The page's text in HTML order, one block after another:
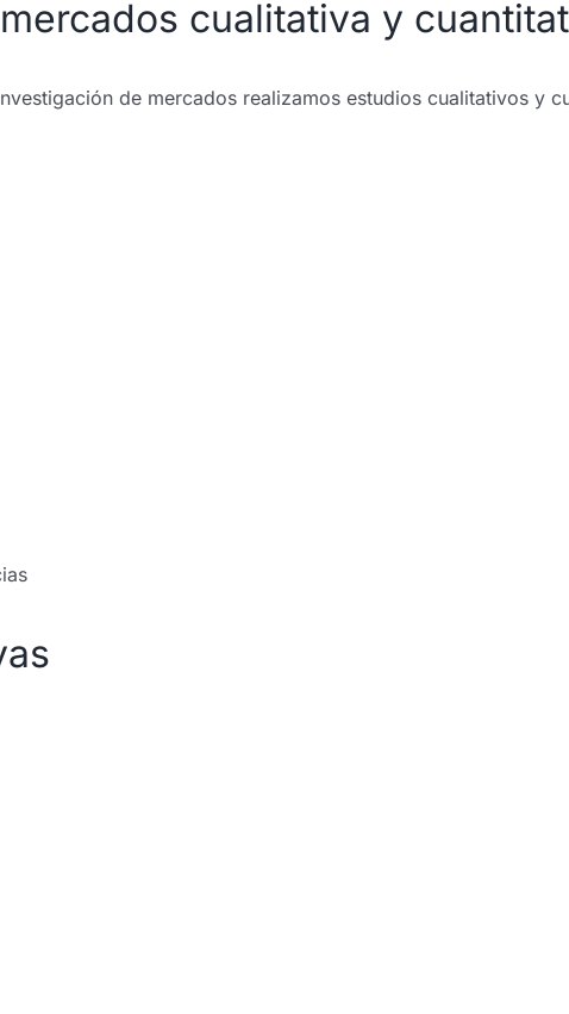
cualitativa y
de mercados realizamos estudios cualitativos y